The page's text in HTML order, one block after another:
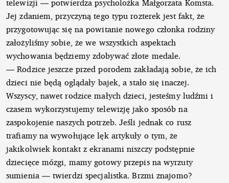
telewizji — potwierdza psycholożka Małgorzata Komsta.
Jej zdaniem, przyczyną tego typu rozterek jest fakt, że
przygotowując się na powitanie nowego członka rodziny
założyliśmy sobie, że we wszystkich aspektach
wychowania będziemy zdobywać złote medale.
— Rodzice jeszcze przed porodem zakładają sobie, że ich
dzieci nie będą oglądały bajek, a stało się inaczej.
Wszyscy, nawet rodzice małych dzieci, jesteśmy ludźmi i
czasem wykorzystujemy telewizję jako sposób na
zaspokojenie naszych potrzeb. Jeśli jednak co rusz
trafiamy na wywołujące lęk artykuły o tym, że
jakikolwiek kontakt z ekranami niszczy podstępnie
dziecięce mózgi, mamy gotowy przepis na wyrzuty
sumienia — twierdzi specjalistka. Brzmi znajomo?